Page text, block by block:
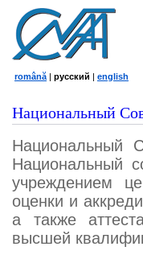
română | русский | english
Национальный
Национальный
Национальный
учреждением
оценки и
а также
высшей